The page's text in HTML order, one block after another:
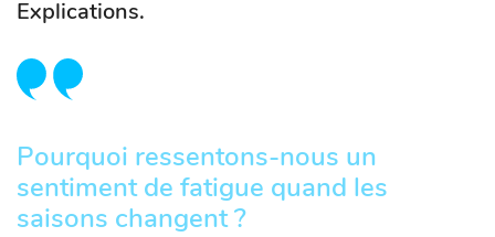
Explications.
Pourquoi ressentons-nous un
sentiment de fatigue quand les
saisons changent ?